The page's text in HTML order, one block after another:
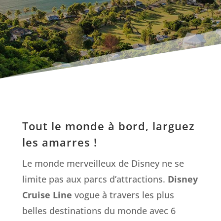
Tout le monde à bord, larguez
les amarres !
Le monde merveilleux de Disney ne se
limite pas aux parcs d’attractions. Disney
Cruise Line vogue à travers les plus
belles destinations du monde avec 6